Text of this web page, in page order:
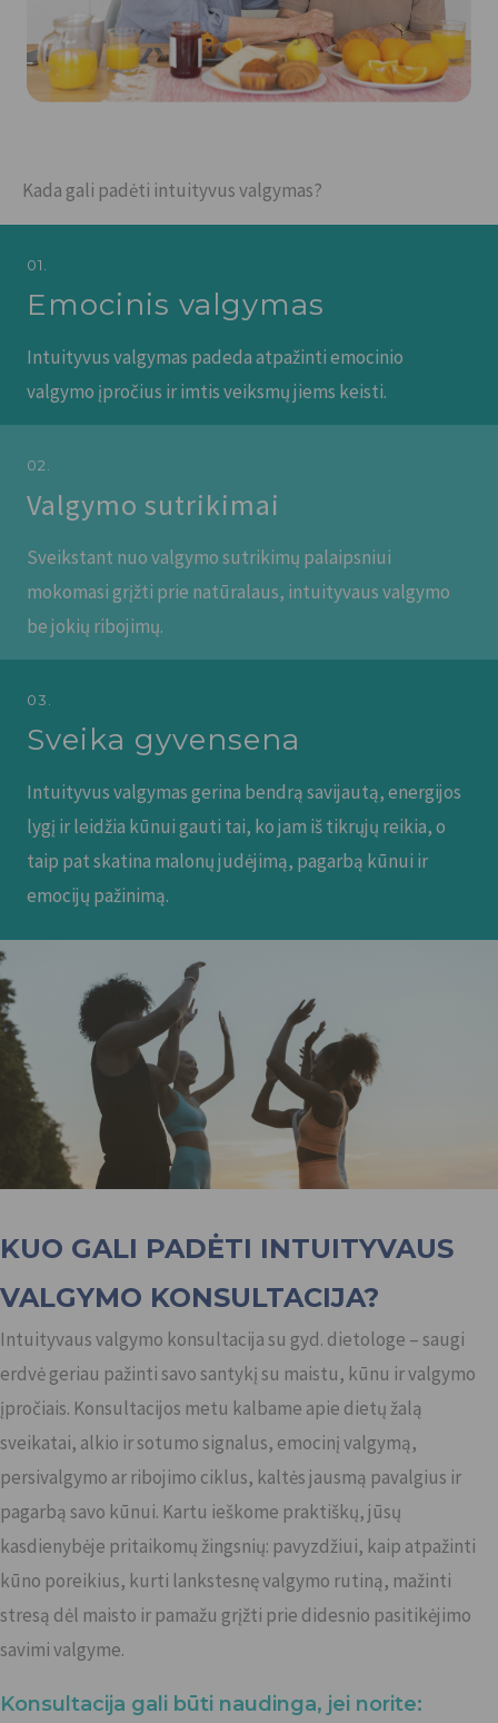
Kada gali padėti intuityvus valgymas?
01.
Emocinis valgymas
Intuityvus valgymas padeda atpažinti emocinio
valgymo įpročius ir imtis veiksmų jiems keisti.
02.
Valgymo sutrikimai
Sveikstant nuo valgymo sutrikimų palaipsniui
mokomasi grįžti prie natūralaus, intuityvaus valgymo
be jokių ribojimų.
03.
Sveika gyvensena
Intuityvus valgymas gerina bendrą savijautą, energijos
lygį ir leidžia kūnui gauti tai, ko jam iš tikrųjų reikia, o
taip pat skatina malonų judėjimą, pagarbą kūnui ir
emocijų pažinimą.
KUO GALI PADĖTI INTUITYVAUS
VALGYMO KONSULTACIJA?
Intuityvaus valgymo konsultacija su gyd. dietologe – saugi
erdvė geriau pažinti savo santykį su maistu, kūnu ir valgymo
įpročiais. Konsultacijos metu kalbame apie dietų žalą
sveikatai, alkio ir sotumo signalus, emocinį valgymą,
persivalgymo ar ribojimo ciklus, kaltės jausmą pavalgius ir
pagarbą savo kūnui. Kartu ieškome praktiškų, jūsų
kasdienybėje pritaikomų žingsnių: pavyzdžiui, kaip atpažinti
kūno poreikius, kurti lankstesnę valgymo rutiną, mažinti
stresą dėl maisto ir pamažu grįžti prie didesnio pasitikėjimo
savimi valgyme.
Konsultacija gali būti naudinga, jei norite: